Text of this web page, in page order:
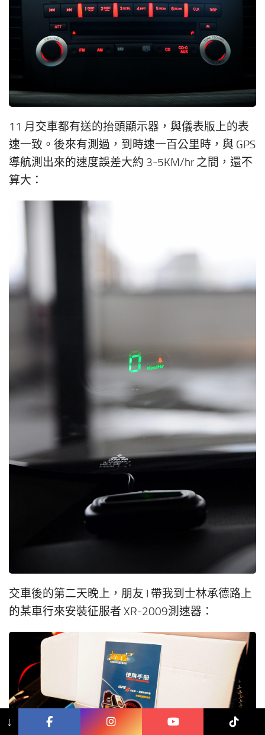
11 月交車都有送的抬頭顯示器，與儀表版上的表
速一致。後來有測過，到時速一百公里時，與 GPS
導航測出來的速度誤差大約 3-5KM/hr 之間，還不
算大：
交車後的第二天晚上，朋友 I 帶我到士林承德路上
的某車行來安裝征服者 XR-2009測速器：
↓